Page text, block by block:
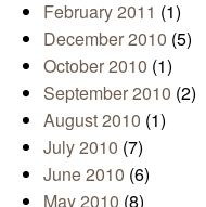
February 2011 (1)
December 2010 (5)
October 2010 (1)
September 2010 (2)
August 2010 (1)
July 2010 (7)
June 2010 (6)
May 2010 (8)